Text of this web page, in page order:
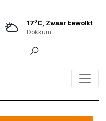
17oC, Zwaar bewolkt
Dokkum